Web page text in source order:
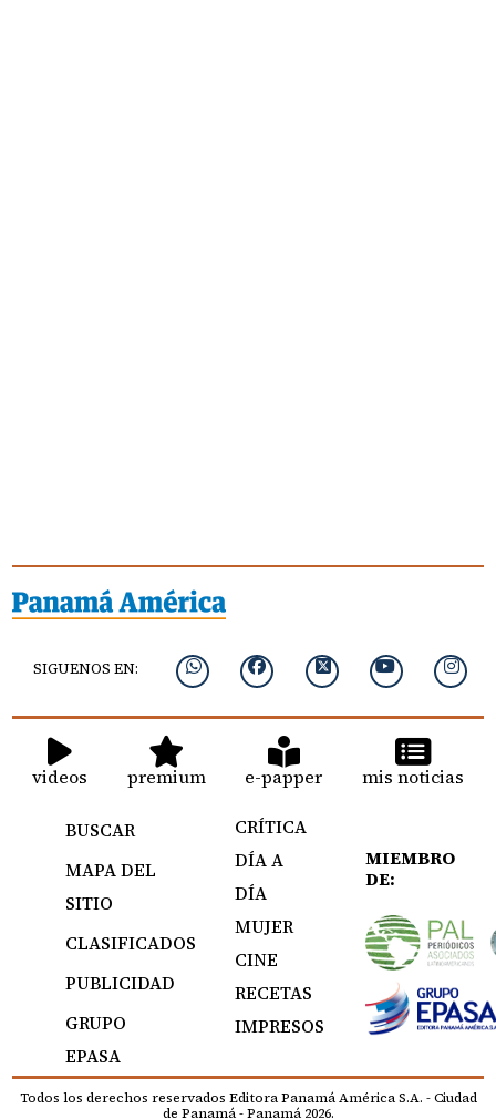
SIGUENOS EN:
videos premium e-papper mis noticias
BUSCAR
MAPA DEL
SITIO
CLASIFICADOS
PUBLICIDAD
GRUPO
EPASA
CRÍTICA
DÍA A
DÍA
MUJER
CINE
RECETAS
IMPRESOS
MIEMBRO
DE:
Todos los derechos reservados Editora Panamá América S.A. - Ciudad
de Panamá - Panamá 2026.